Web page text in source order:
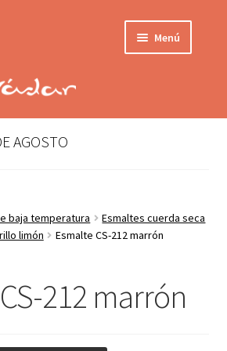
Menú
Localización
AGOSTO
baja temperatura
Esmaltes cuerda seca
limón
Esmalte CS-212 marrón
212 marrón